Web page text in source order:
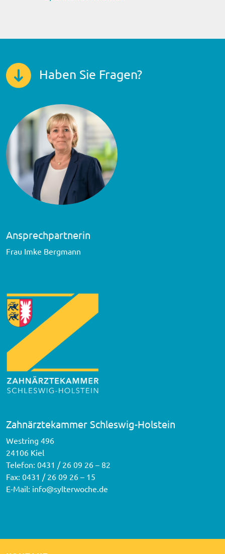
Haben Sie Fragen?
Ansprechpartnerin
Frau Imke Bergmann
Zahnärztekammer Schleswig-Holstein
Westring 496
24106 Kiel
Telefon: 0431 / 26 09 26 – 82
Fax: 0431 / 26 09 26 – 15
E-Mail: info@sylterwoche.de